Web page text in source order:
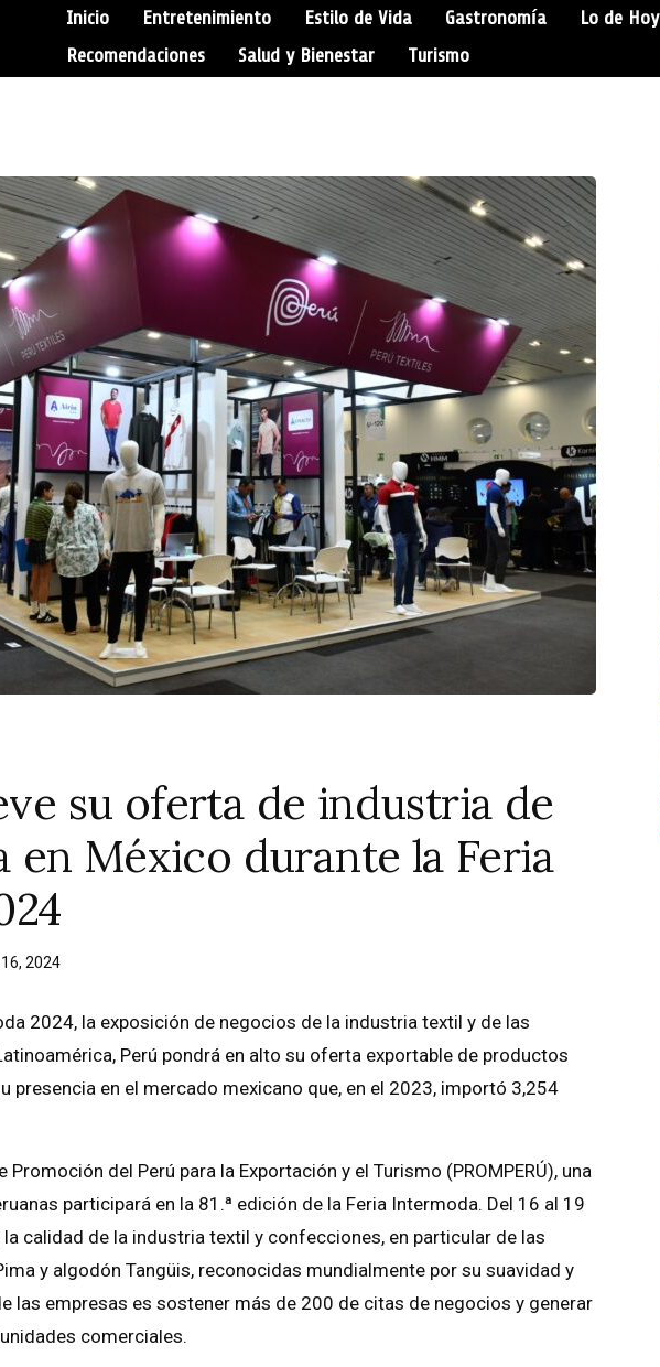
Inicio Entretenimiento Estilo de Vida Gastronomía Lo de Hoy
Recomendaciones
Salud y Bienestar Turismo
su oferta de industria de
en México durante la Feria
2024
2024, la exposición de negocios de la industria textil y de las
Perú pondrá en alto su oferta exportable de productos
presencia en el mercado mexicano que, en el 2023, importó 3,254
del Perú para la Exportación y el Turismo (PROMPERÚ), una
participará en la 81.ª edición de la Feria Intermoda. Del 16 al 19
calidad de la industria textil y confecciones, en particular de las
y algodón Tangüis, reconocidas mundialmente por su suavidad y
las empresas es sostener más de 200 de citas de negocios y generar
comerciales.